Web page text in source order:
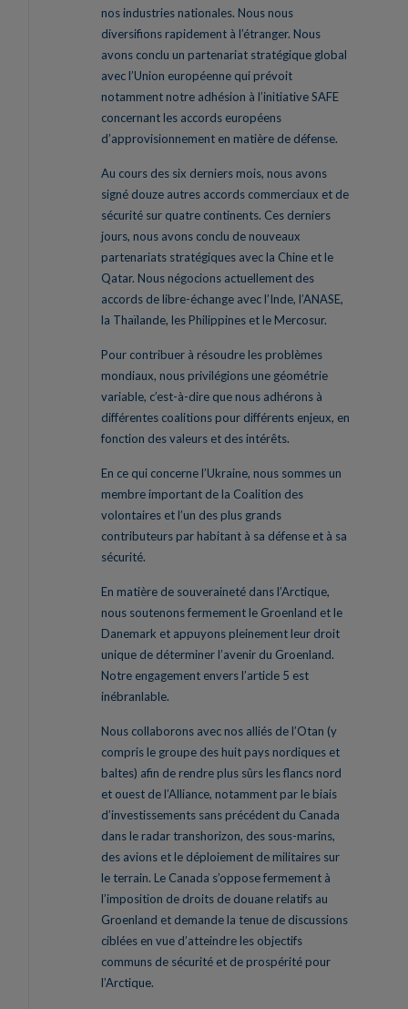
nos industries nationales. Nous nous
diversifions rapidement à l’étranger. Nous
avons conclu un partenariat stratégique global
avec l’Union européenne qui prévoit
notamment notre adhésion à l’initiative SAFE
concernant les accords européens
d’approvisionnement en matière de défense.
Au cours des six derniers mois, nous avons
signé douze autres accords commerciaux et de
sécurité sur quatre continents. Ces derniers
jours, nous avons conclu de nouveaux
partenariats stratégiques avec la Chine et le
Qatar. Nous négocions actuellement des
accords de libre-échange avec l’Inde, l’ANASE,
la Thaïlande, les Philippines et le Mercosur.
Pour contribuer à résoudre les problèmes
mondiaux, nous privilégions une géométrie
variable, c’est-à-dire que nous adhérons à
différentes coalitions pour différents enjeux, en
fonction des valeurs et des intérêts.
En ce qui concerne l’Ukraine, nous sommes un
membre important de la Coalition des
volontaires et l’un des plus grands
contributeurs par habitant à sa défense et à sa
sécurité.
En matière de souveraineté dans l’Arctique,
nous soutenons fermement le Groenland et le
Danemark et appuyons pleinement leur droit
unique de déterminer l’avenir du Groenland.
Notre engagement envers l’article 5 est
inébranlable.
Nous collaborons avec nos alliés de l’Otan (y
compris le groupe des huit pays nordiques et
baltes) afin de rendre plus sûrs les flancs nord
et ouest de l’Alliance, notamment par le biais
d’investissements sans précédent du Canada
dans le radar transhorizon, des sous-marins,
des avions et le déploiement de militaires sur
le terrain. Le Canada s’oppose fermement à
l’imposition de droits de douane relatifs au
Groenland et demande la tenue de discussions
ciblées en vue d’atteindre les objectifs
communs de sécurité et de prospérité pour
l’Arctique.